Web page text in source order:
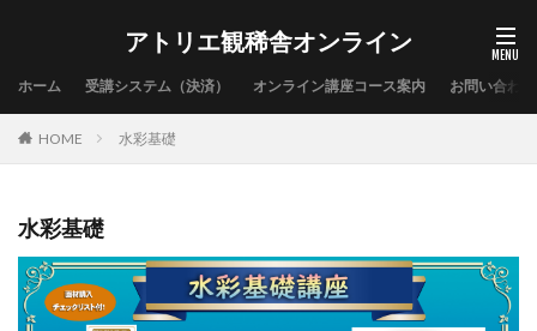
アトリエ観稀舎オンライン
ホーム 受講システム（決済） オンライン講座コース案内 お問い合わせ
HOME 水彩基礎
水彩基礎